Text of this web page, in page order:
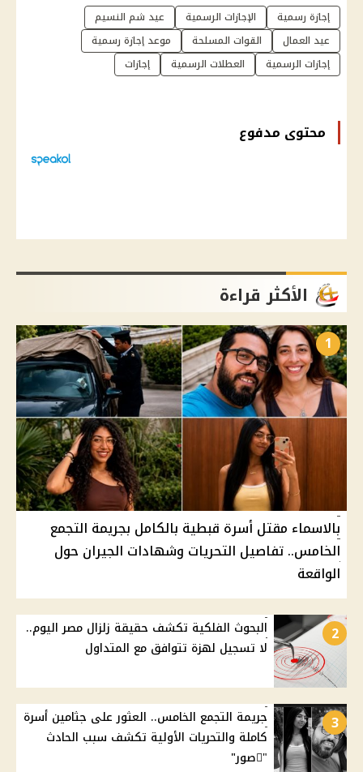
إجازة رسمية الإجازات الرسمية
عيد شم النسيم
عيد العمال
القوات المسلحة
موعد إجازة رسمية
إجازات الرسمية
العطلات الرسمية إجازات
محتوى مدفوع
الأكثر قراءة
1
بالاسماء مقتل أسرة قبطية بالكامل بجريمة التجمع
الخامس.. تفاصيل التحريات وشهادات الجيران حول
الواقعة
2
البحوث الفلكية تكشف حقيقة زلزال مصر اليوم..
لا تسجيل لهزة تتوافق مع المتداول
3
جريمة التجمع الخامس.. العثور على جثامين أسرة
كاملة والتحريات الأولية تكشف سبب الحادث
"ًصور"